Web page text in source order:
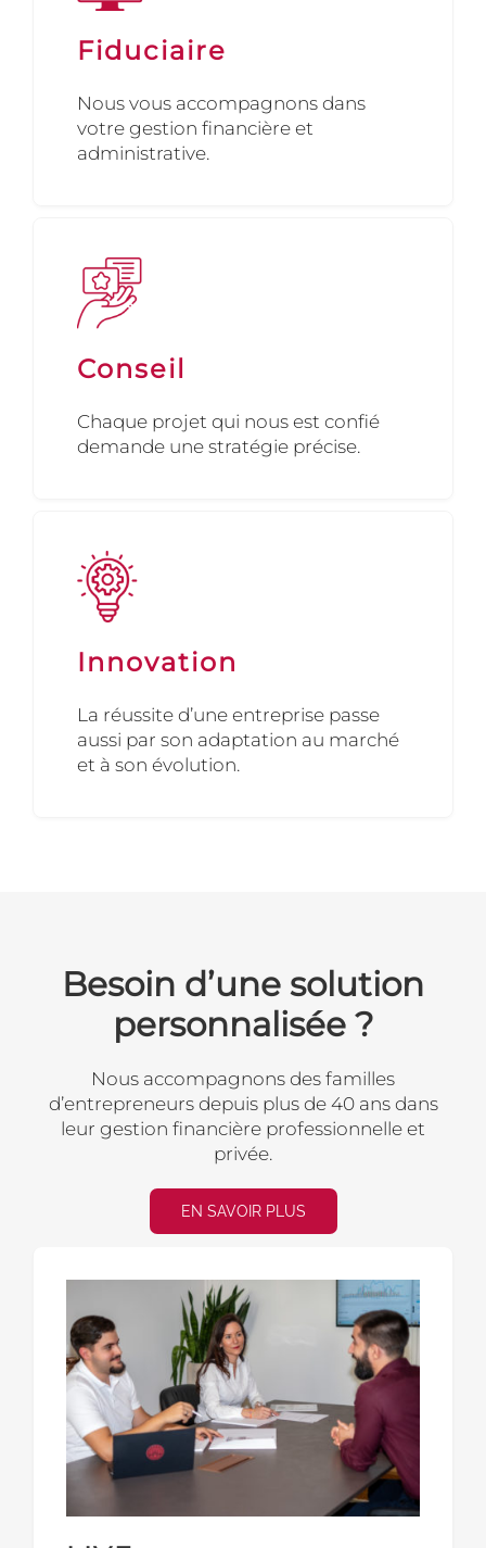
Fiduciaire
Nous vous accompagnons dans
votre gestion financière et
administrative.
Conseil
Chaque projet qui nous est confié
demande une stratégie précise.
Innovation
La réussite d’une entreprise passe
aussi par son adaptation au marché
et à son évolution.
Besoin d’une solution
personnalisée ?
Nous accompagnons des familles
d’entrepreneurs depuis plus de 40 ans dans
leur gestion financière professionnelle et
privée.
EN SAVOIR PLUS